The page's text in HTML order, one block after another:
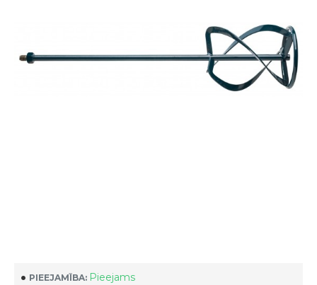
PIEEJAMĪBA: Pieejams